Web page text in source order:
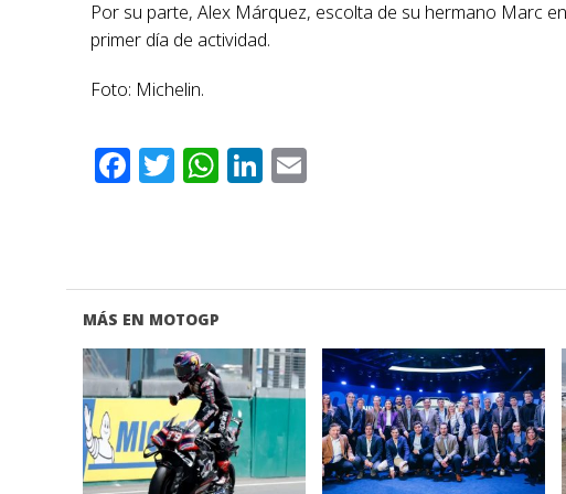
Por su parte, Alex Márquez, escolta de su hermano Marc
primer día de actividad.
Foto: Michelin.
Facebook
Twitter
WhatsApp
LinkedIn
MÁS EN MOTOGP
VER NOTA VER NOTA